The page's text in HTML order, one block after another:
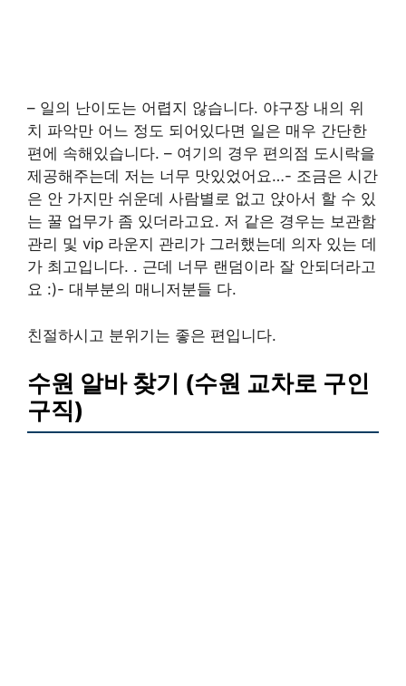
– 일의 난이도는 어렵지 않습니다. 야구장 내의 위
치 파악만 어느 정도 되어있다면 일은 매우 간단한
편에 속해있습니다. – 여기의 경우 편의점 도시락을
제공해주는데 저는 너무 맛있었어요…- 조금은 시간
은 안 가지만 쉬운데 사람별로 없고 앉아서 할 수 있
는 꿀 업무가 좀 있더라고요. 저 같은 경우는 보관함
관리 및 vip 라운지 관리가 그러했는데 의자 있는 데
가 최고입니다. . 근데 너무 랜덤이라 잘 안되더라고
요 :)- 대부분의 매니저분들 다.
친절하시고 분위기는 좋은 편입니다.
수원 알바 찾기 (수원 교차로 구인
구직)